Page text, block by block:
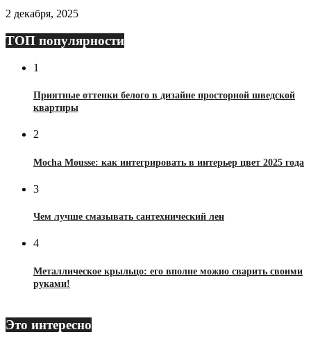
2 декабря, 2025
ТОП популярности
1
Приятные оттенки белого в дизайне просторной шведской
квартиры
2
Mocha Mousse: как интегрировать в интерьер цвет 2025 года
3
Чем лучше смазывать сантехнический лен
4
Металлическое крыльцо: его вполне можно сварить своими
руками!
Это интересно